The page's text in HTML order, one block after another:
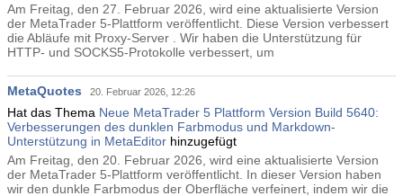
Am Freitag, den 27. Februar 2026, wird eine aktualisierte Version
der MetaTrader 5-Plattform veröffentlicht. Diese Version verbessert
die Abläufe mit Proxy-Server . Wir haben die Unterstützung für
HTTP- und SOCKS5-Protokolle verbessert, um
MetaQuotes 20. Februar 2026, 12:26
Hat das Thema Neue MetaTrader 5 Plattform Version Build 5640:
Verbesserungen des dunklen Farbmodus und Markdown-
Unterstützung in MetaEditor hinzugefügt
Am Freitag, den 20. Februar 2026, wird eine aktualisierte Version
der MetaTrader 5-Plattform veröffentlicht. In dieser Version haben
wir den dunkle Farbmodus der Oberfläche verfeinert, indem wir die